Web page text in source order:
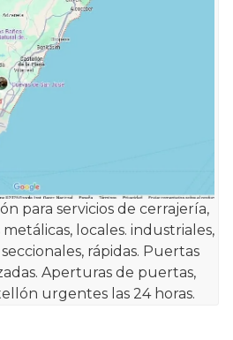
para servicios de cerrajería,
locales. industriales,
rápidas. Puertas
Aperturas de puertas,
urgentes las 24 horas.